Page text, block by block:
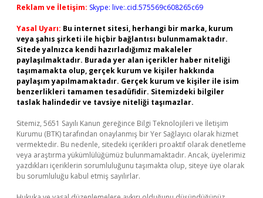
Reklam ve İletişim: Skype: live:.cid.575569c608265c69
Yasal Uyarı: Bu internet sitesi, herhangi bir marka, kurum
veya şahıs şirketi ile hiçbir bağlantısı bulunmamaktadır.
Sitede yalnızca kendi hazırladığımız makaleler
paylaşılmaktadır. Burada yer alan içerikler haber niteliği
taşımamakta olup, gerçek kurum ve kişiler hakkında
paylaşım yapılmamaktadır. Gerçek kurum ve kişiler ile isim
benzerlikleri tamamen tesadüfidir. Sitemizdeki bilgiler
taslak halindedir ve tavsiye niteliği taşımazlar.
Sitemiz, 5651 Sayılı Kanun gereğince Bilgi Teknolojileri ve İletişim
Kurumu (BTK) tarafından onaylanmış bir Yer Sağlayıcı olarak hizmet
vermektedir. Bu nedenle, sitedeki içerikleri proaktif olarak denetleme
veya araştırma yükümlülüğümüz bulunmamaktadır. Ancak, üyelerimiz
yazdıkları içeriklerin sorumluluğunu taşımakta olup, siteye üye olarak
bu sorumluluğu kabul etmiş sayılırlar.